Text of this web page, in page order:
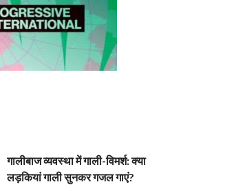
गालीबाज व्‍यवस्‍था में गाली-विमर्श: क्या
लड़कियां गाली सुनकर गजल गाएं?